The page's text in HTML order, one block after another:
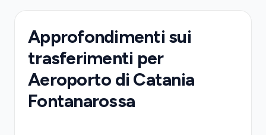
Approfondimenti sui
trasferimenti per
Aeroporto di Catania
Fontanarossa